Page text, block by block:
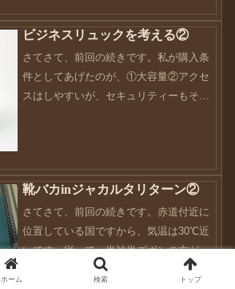
もあって上海に来ましたが、台湾同様の
ビジネスリュックを考える②
さてさて、前回の続きです。私が購入条
件としてあげたのが、①大容量②アクセ
スはしやすいが、セキュリティーもそこ
ることです。その中で候補...
靴バカinジャカルタリターン②
さてさて、前回の続きです。赤道付近に
位置している国ですから、気温は30℃近
いです。従って、半袖半ズボンの方が殆
どでした。また、足元も革靴を履いてる
ホーム 検索 トップ